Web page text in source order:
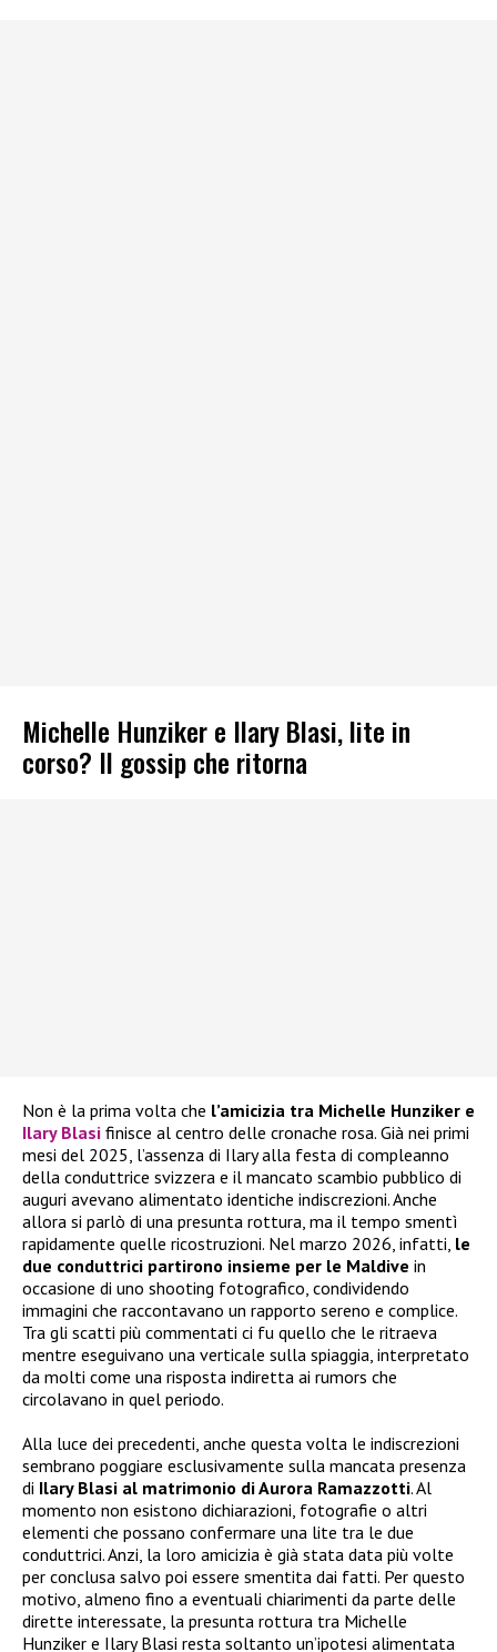
Michelle Hunziker e Ilary Blasi, lite in
corso? Il gossip che ritorna
Non è la prima volta che l’amicizia tra Michelle Hunziker e
Ilary Blasi finisce al centro delle cronache rosa. Già nei primi
mesi del 2025, l’assenza di Ilary alla festa di compleanno
della conduttrice svizzera e il mancato scambio pubblico di
auguri avevano alimentato identiche indiscrezioni. Anche
allora si parlò di una presunta rottura, ma il tempo smentì
rapidamente quelle ricostruzioni. Nel marzo 2026, infatti, le
due conduttrici partirono insieme per le Maldive in
occasione di uno shooting fotografico, condividendo
immagini che raccontavano un rapporto sereno e complice.
Tra gli scatti più commentati ci fu quello che le ritraeva
mentre eseguivano una verticale sulla spiaggia, interpretato
da molti come una risposta indiretta ai rumors che
circolavano in quel periodo.
Alla luce dei precedenti, anche questa volta le indiscrezioni
sembrano poggiare esclusivamente sulla mancata presenza
di Ilary Blasi al matrimonio di Aurora Ramazzotti. Al
momento non esistono dichiarazioni, fotografie o altri
elementi che possano confermare una lite tra le due
conduttrici. Anzi, la loro amicizia è già stata data più volte
per conclusa salvo poi essere smentita dai fatti. Per questo
motivo, almeno fino a eventuali chiarimenti da parte delle
dirette interessate, la presunta rottura tra Michelle
Hunziker e Ilary Blasi resta soltanto un’ipotesi alimentata